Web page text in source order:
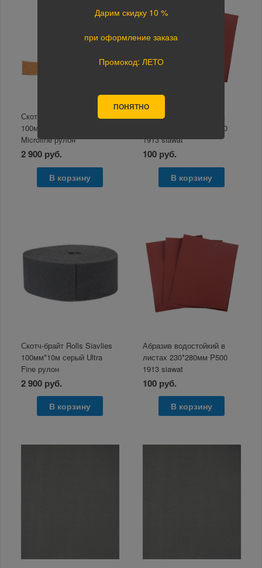
Скотч-брайт Rolls Siavlies
100мм*10м золотистый
Microfine рулон
2 900 руб.
В корзину
Абразив водостойкий в
листах 230*280мм P360
1913 siawat
100 руб.
В корзину
Скотч-брайт Rolls Siavlies
100мм*10м серый Ultra
Fine рулон
2 900 руб.
В корзину
Абразив водостойкий в
листах 230*280мм P500
1913 siawat
100 руб.
В корзину
Дарим скидку 10 %
при оформление заказа
Промокод: ЛЕТО
ПОНЯТНО